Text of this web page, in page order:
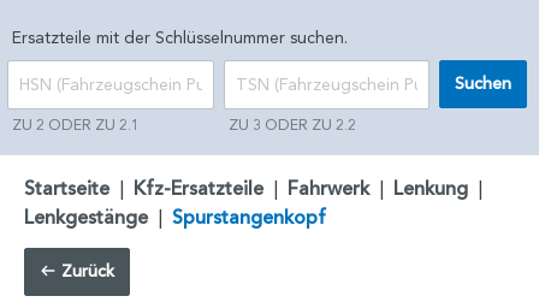
Ersatzteile mit der Schlüsselnummer suchen.
ZU 2 ODER ZU 2.1 ZU 3 ODER ZU 2.2
Suchen
Startseite | Kfz-Ersatzteile | Fahrwerk | Lenkung |
Lenkgestänge | Spurstangenkopf
Zurück